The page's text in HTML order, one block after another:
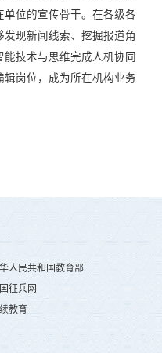
位的宣传骨干。在各级各
现新闻线索、挖掘报道角
技术与思维完成人机协同
岗位，成为所在机构业务
人民共和国教育部
征兵网
教育